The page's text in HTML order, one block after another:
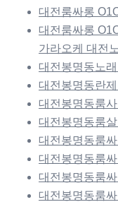
대전룸싸롱
대전룸싸롱
가라오케 대전
대전봉명동노
대전봉명동란
대전봉명동룸
대전봉명동룸
대전봉명동룸
대전봉명동룸
대전봉명동룸
대전봉명동룸싸